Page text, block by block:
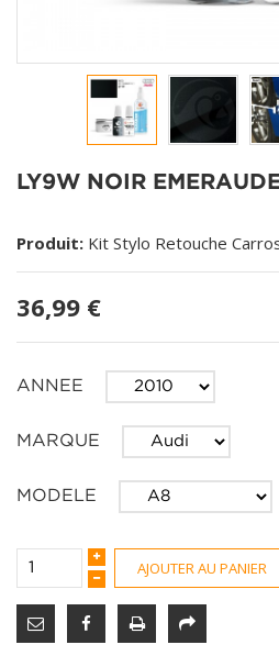
LY9W NOIR
Produit: Kit Stylo Retouche
36,99 €
ANNEE
MARQUE
MODELE
AJOUTER AU PANIER